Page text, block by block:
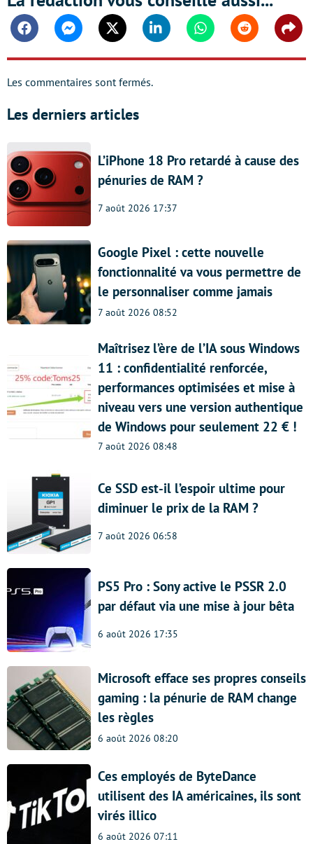
FacebookMessengerTwitter Linkedin WhatsappReddit
Les commentaires sont fermés.
Les derniers articles
L’iPhone 18 Pro retardé à cause des
pénuries de RAM ?
7 août 2026 17:37
Google Pixel : cette nouvelle
fonctionnalité va vous permettre de
le personnaliser comme jamais
7 août 2026 08:52
Maîtrisez l’ère de l’IA sous Windows
11 : confidentialité renforcée,
performances optimisées et mise à
niveau vers une version authentique
de Windows pour seulement 22 € !
7 août 2026 08:48
Ce SSD est-il l’espoir ultime pour
diminuer le prix de la RAM ?
7 août 2026 06:58
PS5 Pro : Sony active le PSSR 2.0
par défaut via une mise à jour bêta
6 août 2026 17:35
Microsoft efface ses propres conseils
gaming : la pénurie de RAM change
les règles
6 août 2026 08:20
Ces employés de ByteDance
utilisent des IA américaines, ils sont
virés illico
6 août 2026 07:11